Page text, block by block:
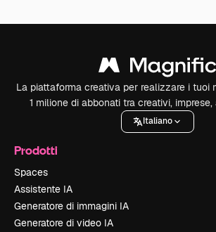
La piattaforma creativa per realizzare i tuoi
1 milione di abbonati tra creativi,
Italiano
Prodotti
Spaces
Assistente IA
Generatore di immagini IA
Generatore di video IA